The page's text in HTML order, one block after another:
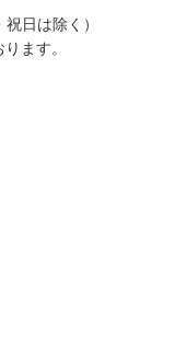
日は除く）
ます。